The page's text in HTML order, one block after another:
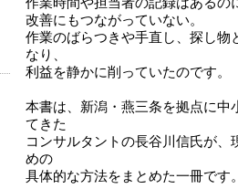
改善にもつながっていない。
作業のばらつきや手直し、探し物
なり、
利益を静かに削っていたのです。
本書は、新潟・燕三条を拠点に中
てきた
コンサルタントの長谷川信氏が、
めの
具体的な方法をまとめた一冊です